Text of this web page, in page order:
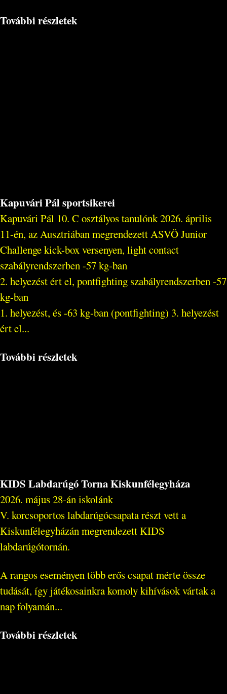
További részletek
Kapuvári Pál sportsikerei
Kapuvári Pál 10. C osztályos tanulónk 2026. április
11-én, az Ausztriában megrendezett ASVÖ Junior
Challenge kick-box versenyen, light contact
szabályrendszerben -57 kg-ban
2. helyezést ért el, pontfighting szabályrendszerben -57
kg-ban
1. helyezést, és -63 kg-ban (pontfighting) 3. helyezést
ért el...
További részletek
KIDS Labdarúgó Torna Kiskunfélegyháza
2026. május 28-án iskolánk
V. korcsoportos labdarúgócsapata részt vett a
Kiskunfélegyházán megrendezett KIDS
labdarúgótornán.
A rangos eseményen több erős csapat mérte össze
tudását, így játékosainkra komoly kihívások vártak a
nap folyamán...
További részletek